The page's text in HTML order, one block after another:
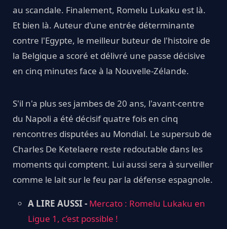
au scandale. Finalement, Romelu Lukaku est là.
Et bien là. Auteur d'une entrée déterminante
contre l'Egypte, le meilleur buteur de l'histoire de
la Belgique a scoré et délivré une passe décisive
en cinq minutes face à la Nouvelle-Zélande.
S'il n'a plus ses jambes de 20 ans, l'avant-centre
du Napoli a été décisif quatre fois en cinq
rencontres disputées au Mondial. Le supersub de
Charles De Ketelaere reste redoutable dans les
moments qui comptent. Lui aussi sera à surveiller
comme le lait sur le feu par la défense espagnole.
A LIRE AUSSI - Mercato : Romelu Lukaku en
Ligue 1, c’est possible !